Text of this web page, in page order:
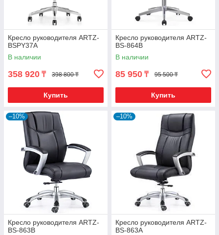
Кресло руководителя ARTZ-
BSPY37A
В наличии
358 920 ₸ 398 800 ₸
Купить
Кресло руководителя ARTZ-
BS-864В
В наличии
85 950 ₸ 95 500 ₸
Купить
–10%
Кресло руководителя ARTZ-
BS-863B
–10%
Кресло руководителя ARTZ-
BS-863A